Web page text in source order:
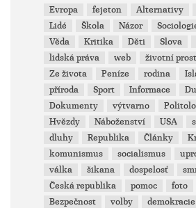
Evropa
fejeton Alternativy
Lidé
Škola Názor
Věda
Kritika Děti Slova
lidská práva
web životní
Ze života
Peníze rodina
příroda
Sport Informace
Dokumenty
výtvarno
Hvězdy
Náboženství USA
dluhy
Republika Články
komunismus
socialismus
válka
šikana dospelosť
Česká republika
pomoc foto
Bezpečnost
volby demokracie